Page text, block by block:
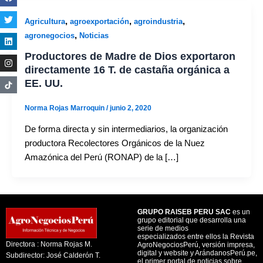
Agricultura, agroexportación, agroindustria,
agronegocios, Noticias
Productores de Madre de Dios exportaron
directamente 16 T. de castaña orgánica a
EE. UU.
Norma Rojas Marroquin /junio 2, 2020
De forma directa y sin intermediarios, la organización
productora Recolectores Orgánicos de la Nuez
Amazónica del Perú (RONAP) de la […]
Directora : Norma Rojas M.
Subdirector: José Calderón T.
GRUPO RAISEB PERU SAC es un
grupo editorial que desarrolla una
serie de medios
especializados entre ellos la Revista
AgroNegociosPerú, versión impresa,
digital y website y ArándanosPerú.pe,
el primer portal de noticias sobre